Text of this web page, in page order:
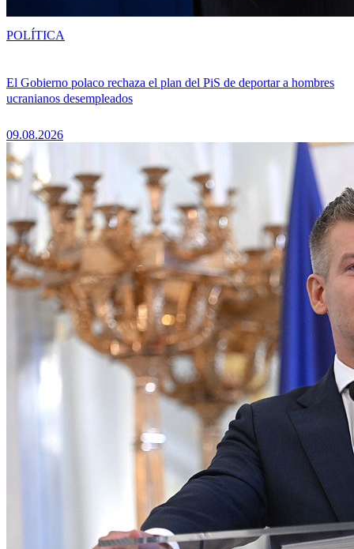
El Gobierno polaco rechaza el plan del PiS de deportar a hombres
ucranianos desempleados
09.08.2026
POLÍTICA